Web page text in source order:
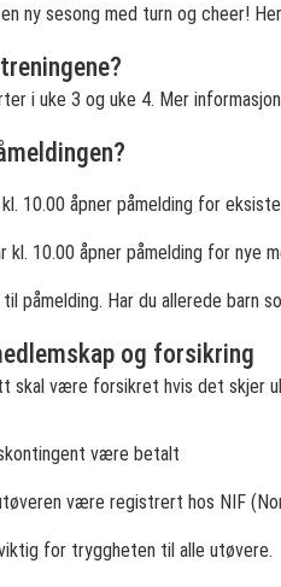
ny sesong med turn og cheer!
i uke 3 og uke 4. Mer
kl. 10.00 åpner påmelding for
kl. 10.00 åpner påmelding for nye
påmelding. Har du allerede barn
og forsikring
skal være forsikret hvis det skjer
være betalt
være registrert hos NIF
for tryggheten til alle utøvere.